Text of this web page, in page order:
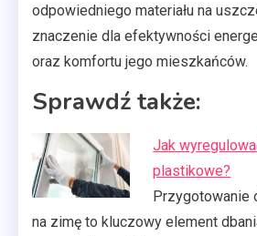
odpowiedniego materiału na
znaczenie dla efektywności
oraz komfortu jego mieszkańców.
Sprawdź także:
Jak
plastikowe?
Przygotowanie
na zimę to kluczowy element